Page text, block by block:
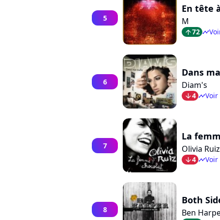
5
En tête
M
arrow_top72 timeline
6
Dans
Diam's
arrow_bot4 timelineVoir
7
La
Olivia Ruiz
arrow_bot4 timelineVoir
8
Both
Ben